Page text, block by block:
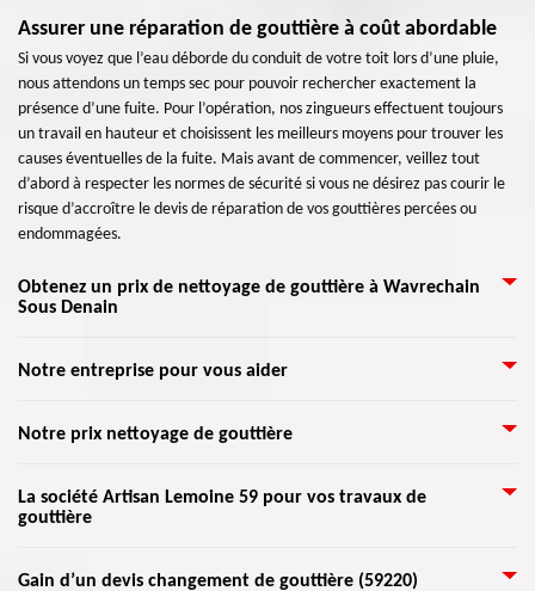
Assurer une réparation de gouttière à coût abordable
Si vous voyez que l’eau déborde du conduit de votre toit lors d’une pluie,
nous attendons un temps sec pour pouvoir rechercher exactement la
présence d’une fuite. Pour l’opération, nos zingueurs effectuent toujours
un travail en hauteur et choisissent les meilleurs moyens pour trouver les
causes éventuelles de la fuite. Mais avant de commencer, veillez tout
d’abord à respecter les normes de sécurité si vous ne désirez pas courir le
risque d’accroître le devis de réparation de vos gouttières percées ou
endommagées.
Obtenez un prix de nettoyage de gouttière à Wavrechain
Sous Denain
Si vous comptez de réaliser un nettoyage de votre gouttière, et vous ne
prix de main d'œuvre dans ce domaine. Artisan Lemoine 59 peut vous
avec un prix rentable. Pour cela, n'hésitez pas à le confier votre travail de
nettoyage de gouttière et obtenez un prix vraiment abordable en faisant
Notre entreprise pour vous aider
Toute la structure d’une maison a une grande importance, y compris les
elle a des problèmes d’étanchéité, les eaux de pluie peuvent s’infiltrer
dans votre demeure pour ensuite causer des grands dégâts. L’installation
Toute l’équipe de Artisan Lemoine 59 en activité dans tout 59220 et les
Notre prix nettoyage de gouttière
La gouttière est un élément très important pour une maison. Afin de
pourvoir une meilleure évacuation des eaux, la pose de gouttière doit être
changement peut avoir lieu. Si vous avez des gouttières PVC, contactez
La société Artisan Lemoine 59 pour vos travaux de
gouttière
Pour un nettoyage de gouttières, professionnel et abordable, vous pouvez
Gain d’un devis changement de gouttière (59220)